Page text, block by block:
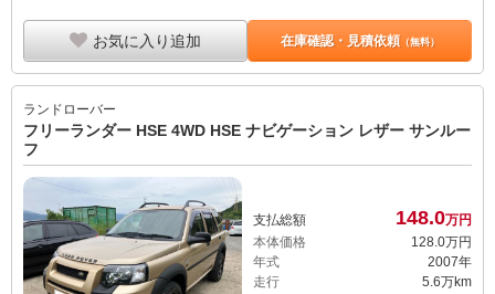
ランドローバー
フリーランダー HSE 4WD HSE ナビゲーション レザー サンルー
支払総額 148.0万円
走行
5.6万km
車検
2028年06月